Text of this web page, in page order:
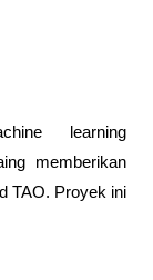
learning
memberikan
TAO. Proyek ini